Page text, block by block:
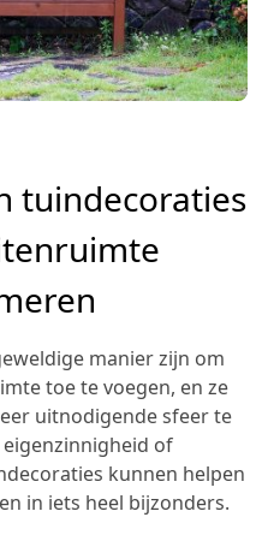
tuindecoraties
manier zijn om
toe te voegen, en ze
uitnodigende sfeer te
of
kunnen helpen
in iets heel bijzonders.